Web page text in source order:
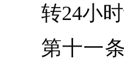
转24小时
第十一